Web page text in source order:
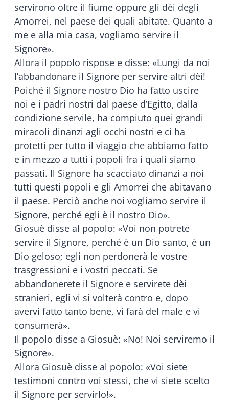
servirono oltre il fiume oppure gli dèi degli
Amorrei, nel paese dei quali abitate. Quanto a
me e alla mia casa, vogliamo servire il
Signore».
Allora il popolo rispose e disse: «Lungi da noi
l’abbandonare il Signore per servire altri dèi!
Poiché il Signore nostro Dio ha fatto uscire
noi e i padri nostri dal paese d’Egitto, dalla
condizione servile, ha compiuto quei grandi
miracoli dinanzi agli occhi nostri e ci ha
protetti per tutto il viaggio che abbiamo fatto
e in mezzo a tutti i popoli fra i quali siamo
passati. Il Signore ha scacciato dinanzi a noi
tutti questi popoli e gli Amorrei che abitavano
il paese. Perciò anche noi vogliamo servire il
Signore, perché egli è il nostro Dio».
Giosuè disse al popolo: «Voi non potrete
servire il Signore, perché è un Dio santo, è un
Dio geloso; egli non perdonerà le vostre
trasgressioni e i vostri peccati. Se
abbandonerete il Signore e servirete dèi
stranieri, egli vi si volterà contro e, dopo
avervi fatto tanto bene, vi farà del male e vi
consumerà».
Il popolo disse a Giosuè: «No! Noi serviremo il
Signore».
Allora Giosuè disse al popolo: «Voi siete
testimoni contro voi stessi, che vi siete scelto
il Signore per servirlo!».